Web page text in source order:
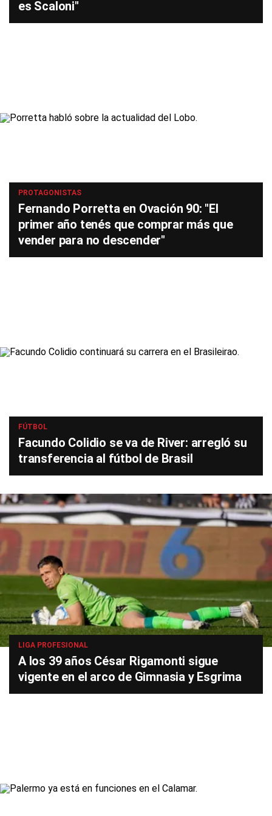
es Scaloni"
PROTAGONISTAS
Fernando Porretta en Ovación 90: "El
primer año tenés que comprar más que
vender para no descender"
FÚTBOL
Facundo Colidio se va de River: arregló su
transferencia al fútbol de Brasil
LIGA PROFESIONAL
A los 39 años César Rigamonti sigue
vigente en el arco de Gimnasia y Esgrima